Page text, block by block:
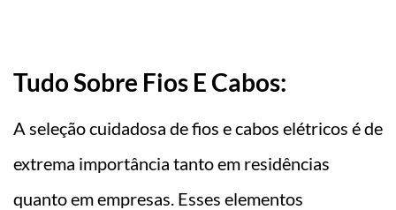
Tudo Sobre Fios E Cabos:
A seleção cuidadosa de fios e cabos elétricos é de
extrema importância tanto em residências
quanto em empresas. Esses elementos